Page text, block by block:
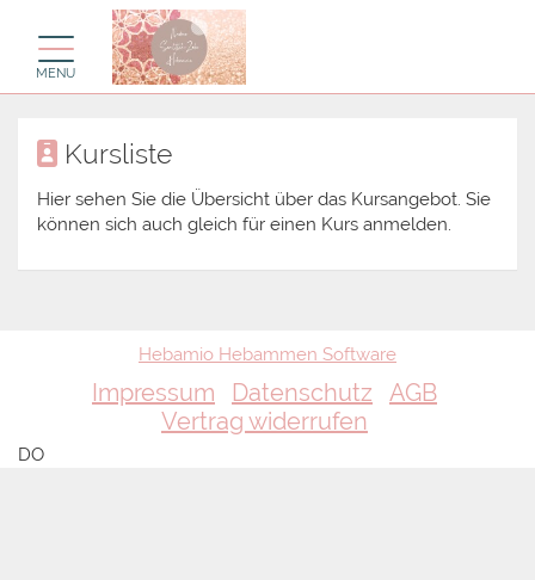
Toggle navigation
MENU
Kursliste
Hier sehen Sie die Übersicht über das Kursangebot. Sie
können sich auch gleich für einen Kurs anmelden.
Hebamio Hebammen Software
Impressum Datenschutz
AGB
Vertrag widerrufen
DO